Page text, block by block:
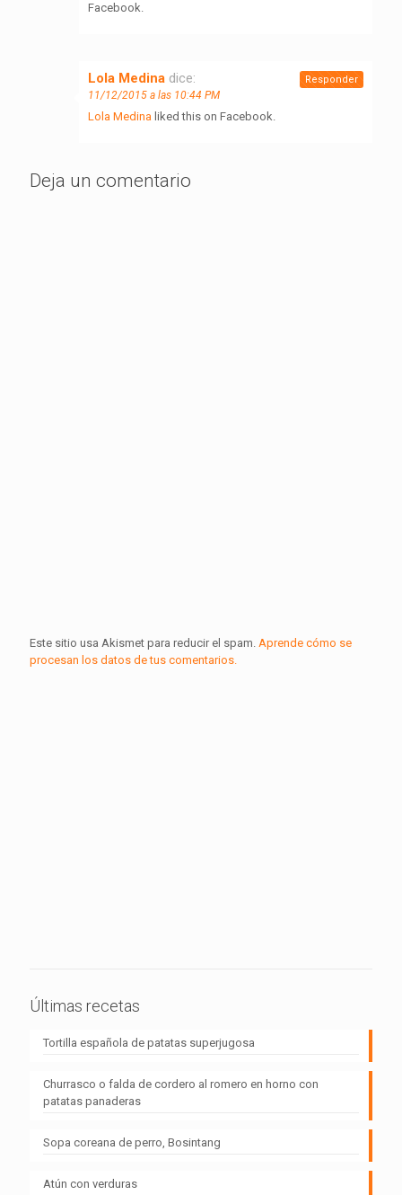
Facebook.
Lola Medina dice:
11/12/2015 a las 10:44 PM
Lola Medina liked this on Facebook.
Responder
Deja un comentario
Este sitio usa Akismet para reducir el spam. Aprende cómo se
procesan los datos de tus comentarios.
Últimas recetas
Tortilla española de patatas superjugosa
Churrasco o falda de cordero al romero en horno con
patatas panaderas
Sopa coreana de perro, Bosintang
Atún con verduras